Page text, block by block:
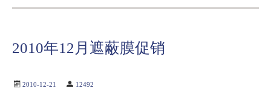
2010年12月遮蔽膜促销
2010-12-21 12492